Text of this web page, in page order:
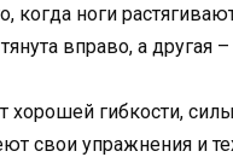
когда ноги
вправо, а другая
хорошей гибкости,
свои упражнения и